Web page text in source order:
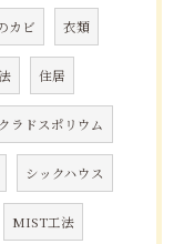
カビ 衣類
住居
クラドスポリウム
シックハウス
MIST工法